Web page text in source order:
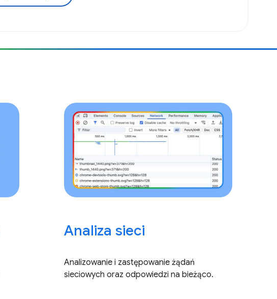
Analiza sieci
Analizowanie i zastępowanie żądań
sieciowych oraz odpowiedzi na bieżąco.